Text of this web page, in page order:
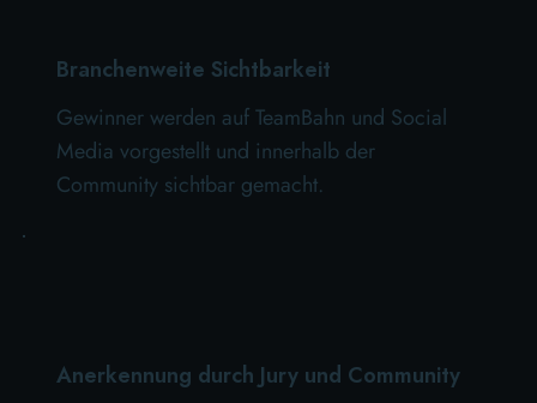
Branchenweite Sichtbarkeit
Gewinner werden auf TeamBahn und Social
Media vorgestellt und innerhalb der
Community sichtbar gemacht.
Anerkennung durch Jury und Community